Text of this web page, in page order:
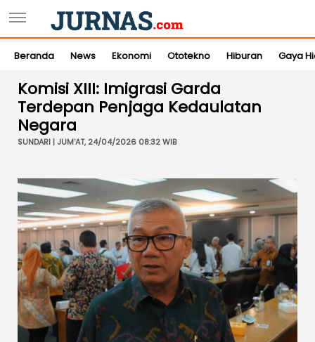
Beranda News Ekonomi Ototekno Hiburan Gaya
Komisi XIII: Imigrasi Garda
Terdepan Penjaga Kedaulatan
Negara
SUNDARI | JUM'AT, 24/04/2026 08:32 WIB